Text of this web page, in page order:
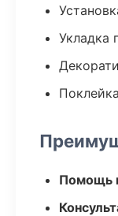
Укладка
Помощь